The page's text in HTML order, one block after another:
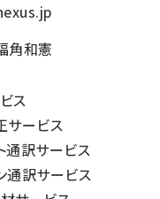
角和憲
ス
サービス
通訳サービス
通訳サービス